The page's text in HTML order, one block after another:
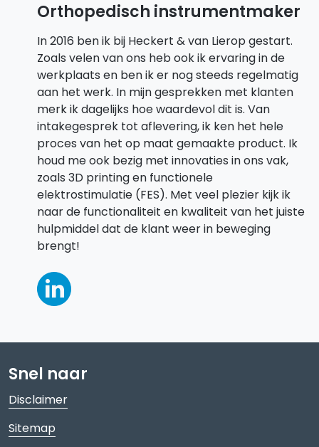
Orthopedisch instrumentmaker
In 2016 ben ik bij Heckert & van Lierop gestart.
Zoals velen van ons heb ook ik ervaring in de
werkplaats en ben ik er nog steeds regelmatig
aan het werk. In mijn gesprekken met klanten
merk ik dagelijks hoe waardevol dit is. Van
intakegesprek tot aflevering, ik ken het hele
proces van het op maat gemaakte product. Ik
houd me ook bezig met innovaties in ons vak,
zoals 3D printing en functionele
elektrostimulatie (FES). Met veel plezier kijk ik
naar de functionaliteit en kwaliteit van het juiste
hulpmiddel dat de klant weer in beweging
brengt!
Snel naar
Disclaimer
Sitemap